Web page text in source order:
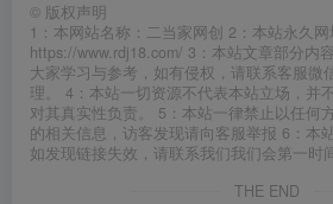
© 版权声明
1：本网站名称：二当家网创 2：本站永久网
https://www.rdj18.com/ 3：本站文章部分内
大家学习与参考，如有侵权，请联系客服微
理。 4：本站一切资源不代表本站立场，并
对其真实性负责。 5：本站一律禁止以任何
的相关信息，访客发现请向客服举报 6：本
如发现链接失效，请联系我们我们会第一时
THE END